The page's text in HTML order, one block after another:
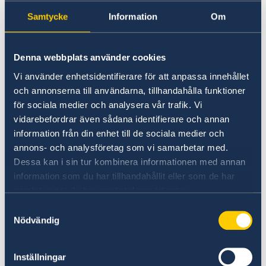
Samtycke Information Om
Denna webbplats använder cookies
Vi använder enhetsidentifierare för att anpassa innehållet
och annonserna till användarna, tillhandahålla funktioner
för sociala medier och analysera vår trafik. Vi
vidarebefordrar även sådana identifierare och annan
information från din enhet till de sociala medier och
annons- och analysföretag som vi samarbetar med.
Dessa kan i sin tur kombinera informationen med annan
information som du har tillhandahållit eller som de har
samlat in när du har använt deras tjänster.
Nödvändig
Inställningar
sjukdomarna tuberkulos och mässling
förekommer också i Kiribati.
Vaccinering mot tyfoidfeber, hepatit A och B
rekommenderas samt vaccinering mot rabies
vid längre vistelser i landet. Ta reda på vilka
vaccinationer som i övrigt behövs före avresan.
Mer information om sjukdomar och vaccinering
inför resa till Kiribati finns här.
Det saknas begravningsbyråer med
Om en person avlider i Kiribati kan det därför
krävas extra arrangemang vilket för anhöriga